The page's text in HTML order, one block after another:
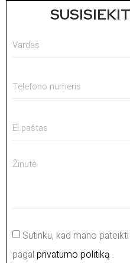
Sutinku, kad mano
pagal privatumo politiką .